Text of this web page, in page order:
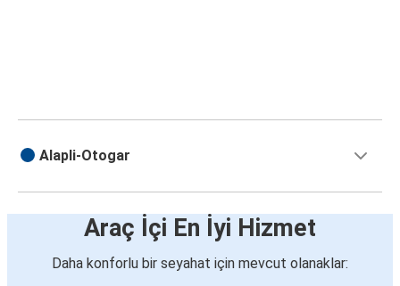
Alapli-Otogar
Araç İçi En İyi Hizmet
Daha konforlu bir seyahat için mevcut olanaklar: